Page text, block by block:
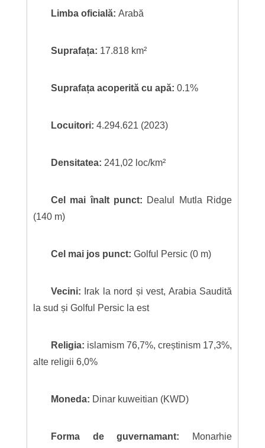
Limba oficială: Arabă
Suprafața: 17.818 km²
Suprafața acoperită cu apă: 0.1%
Locuitori: 4.294.621 (2023)
Densitatea: 241,02 loc/km²
Cel mai înalt punct: Dealul Mutla Ridge
(140 m)
Cel mai jos punct: Golful Persic (0 m)
Vecini:
Irak la nord și vest, Arabia Saudită
la sud și Golful Persic la est
Religia: islamism 76,7%, creștinism 17,3%,
alte religii 6,0%
Moneda: Dinar kuweitian (KWD)
Forma de guvernamant: Monarhie